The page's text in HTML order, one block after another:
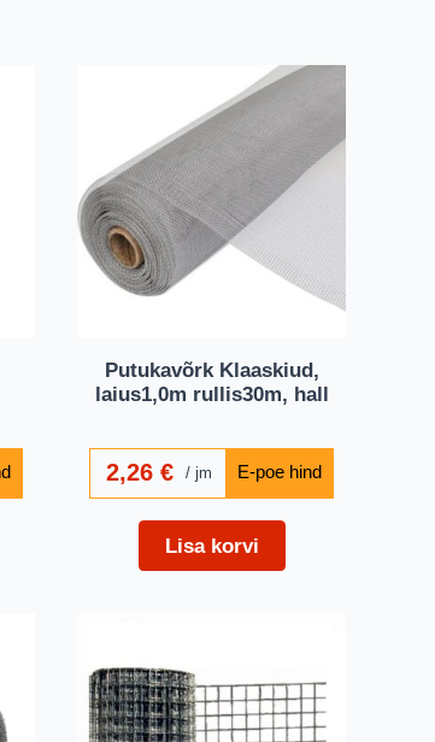
Putukavõrk Klaaskiud,
laius1,0m rullis30m, hall
2,26€ jm
Lisa korvi